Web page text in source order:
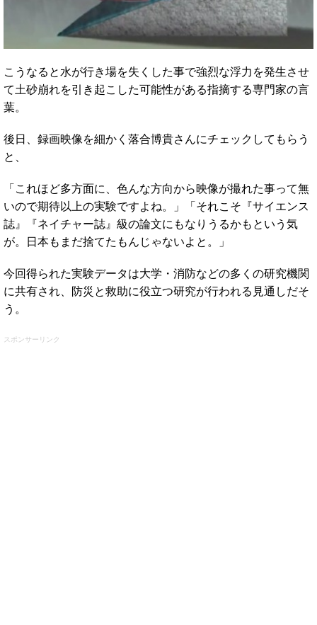
こうなると水が行き場を失くした事で強烈な浮力を発生させ
て土砂崩れを引き起こした可能性がある指摘する専門家の言
葉。
後日、録画映像を細かく落合博貴さんにチェックしてもらう
と、
「これほど多方面に、色んな方向から映像が撮れた事って無
いので期待以上の実験ですよね。」「それこそ『サイエンス
誌』『ネイチャー誌』級の論文にもなりうるかもという気
が。日本もまだ捨てたもんじゃないよと。」
今回得られた実験データは大学・消防などの多くの研究機関
に共有され、防災と救助に役立つ研究が行われる見通しだそ
う。
スポンサーリンク